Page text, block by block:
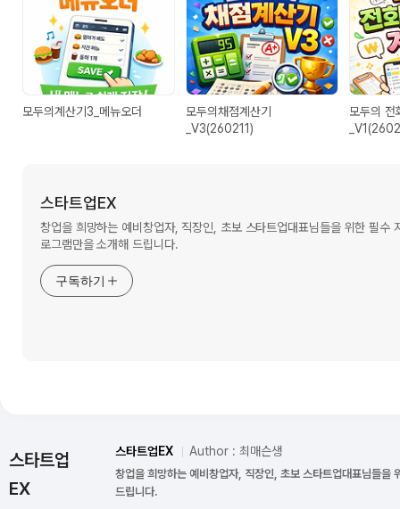
모두의계산기3_메뉴오더
모두의채점계산기
_V3(260211)
모두의 전
스타트업EX
창업을 희망하는 예비창업자, 직장인, 초보 스타트업대표님들을 위한 필수
로그램만을 소개해 드립니다.
구독하기
스타트업
EX
스타트업EX Author : 최매슨생
창업을 희망하는 예비창업자, 직장인, 초보 스타트업대표님들을
드립니다.